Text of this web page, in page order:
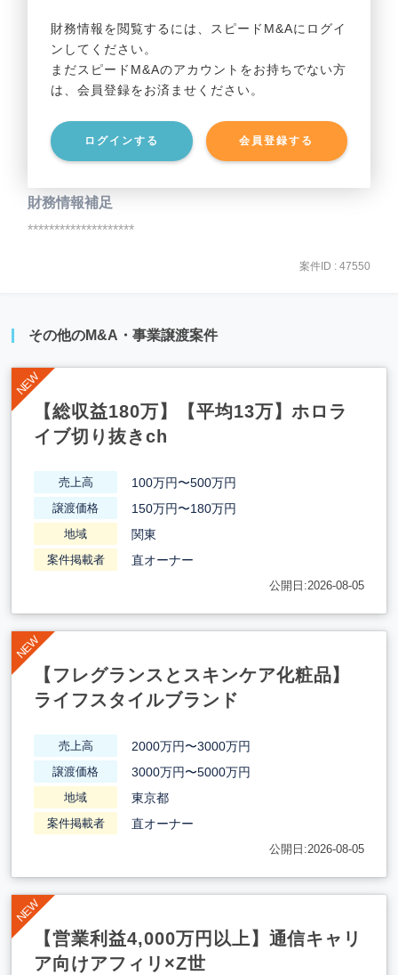
財務情報を閲覧するには、スピードM&Aにログイ
ンしてください。
まだスピードM&Aのアカウントをお持ちでない方
は、会員登録をお済ませください。
ログインする 会員登録する
貸借対照表（B/S）
事業資産 ********************
事業負債 ********************
財務情報補足
********************
案件ID : 47550
その他のM&A・事業譲渡案件
【総収益180万】【平均13万】ホロラ
イブ切り抜きch
売上高 100万円〜500万円
譲渡価格 150万円〜180万円
地域 関東
案件掲載者 直オーナー
公開日:2026-08-05
【フレグランスとスキンケア化粧品】
ライフスタイルブランド
売上高 2000万円〜3000万円
譲渡価格 3000万円〜5000万円
地域 東京都
案件掲載者 直オーナー
公開日:2026-08-05
【営業利益4,000万円以上】通信キャリ
ア向けアフィリ×Z世